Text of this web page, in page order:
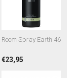
Room Spray Earth 46
€23,95